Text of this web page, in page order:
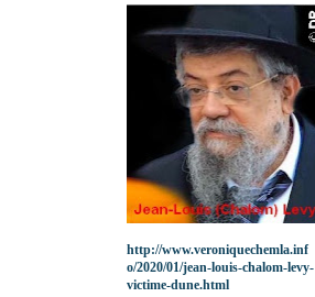
http://www.veroniquechemla.inf
o/2020/01/jean-louis-chalom-levy-
victime-dune.html